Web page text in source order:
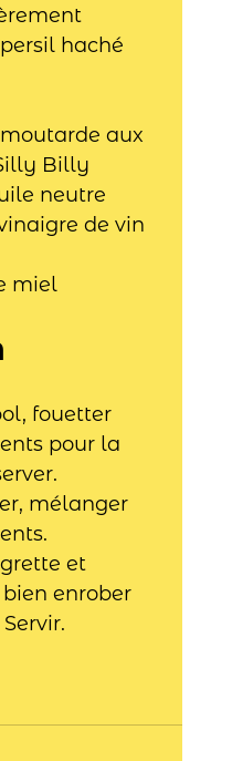
haché
aux
Billy
neutre
de vin
miel
fouetter
pour la
mélanger
et
enrober